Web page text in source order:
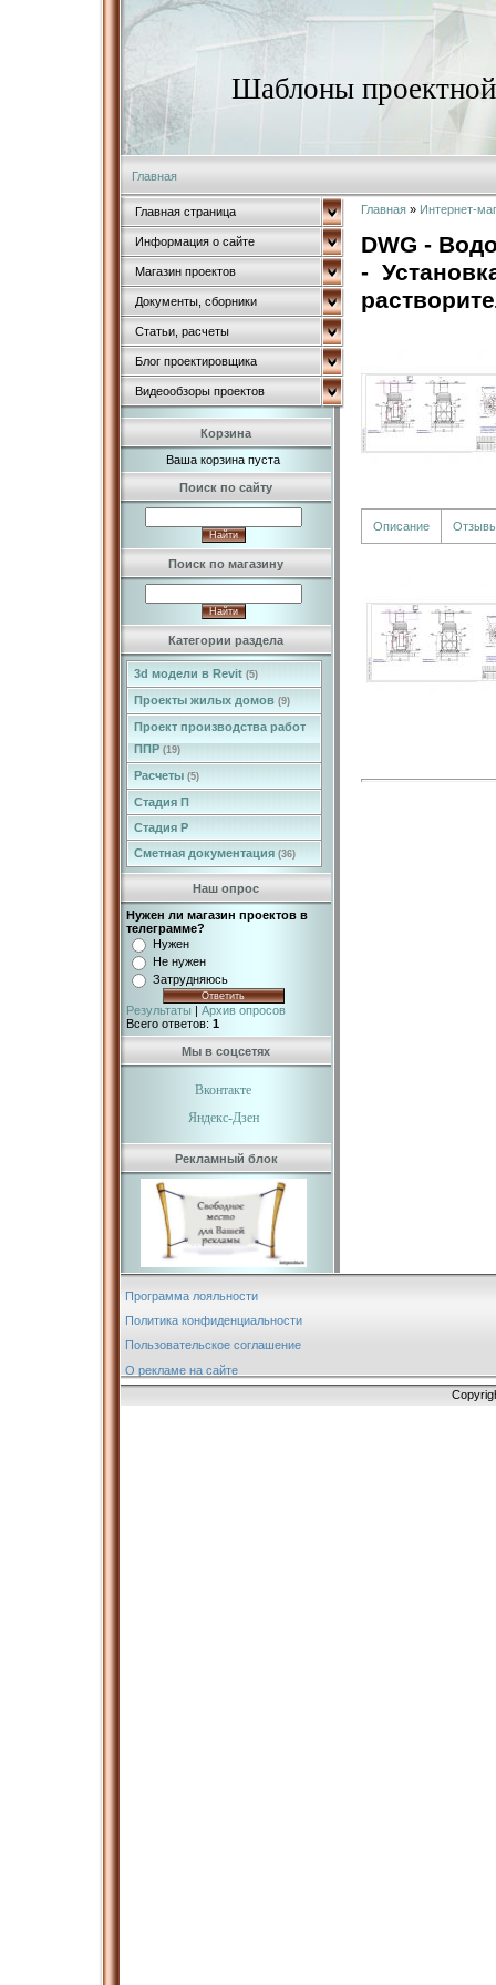
Шаблоны
Главная
Главная страница
Информация о сайте
Магазин проектов
Документы, сборники
Статьи, расчеты
Блог проектировщика
Видеообзоры проектов
Корзина
Ваша корзина пуста
Поиск по сайту
Поиск по магазину
Категории раздела
3d модели в Revit (5)
Проекты жилых домов (9)
Проект производства работ
ППР (19)
Расчеты (5)
Стадия П
Стадия Р
Сметная документация (36)
Наш опрос
Нужен ли магазин проектов в
телеграмме?
Нужен
Не нужен
Затрудняюсь
Результаты | Архив опросов
Всего ответов: 1
Мы в соцсетях
Вконтакте
Яндекс-Дзен
Рекламный блок
Главная » Интернет-
DWG -
-
Описание
Программа лояльности
Политика конфиденциальности
Пользовательское соглашение
О рекламе на сайте